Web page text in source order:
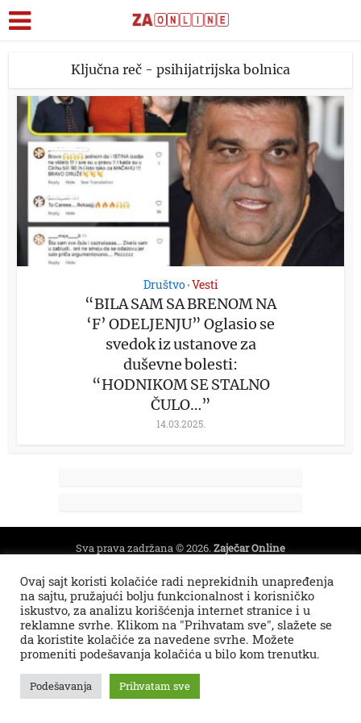
Ključna reč - psihijatrijska bolnica
Društvo•Vesti
“BILA SAM SA BRENOM NA
‘F’ ODELJENJU” Oglasio se
svedok iz ustanove za
duševne bolesti:
“HODNIKOM SE STALNO
ČULO…”
14.03.2025.
Sva prava zadržana © 2026.Zaječar Online
Zaječarske VESTI
Ovaj sajt koristi kolačiće radi neprekidnih unapređenja
na sajtu, pružajući bolju funkcionalnost i korisničko
iskustvo, za analizu korišćenja internet stranice i u
reklamne svrhe. Klikom na "Prihvatam sve", slažete se
da koristite kolačiće za navedene svrhe. Možete
promeniti podešavanja kolačića u bilo kom trenutku.
Podešavanja Prihvatam sve